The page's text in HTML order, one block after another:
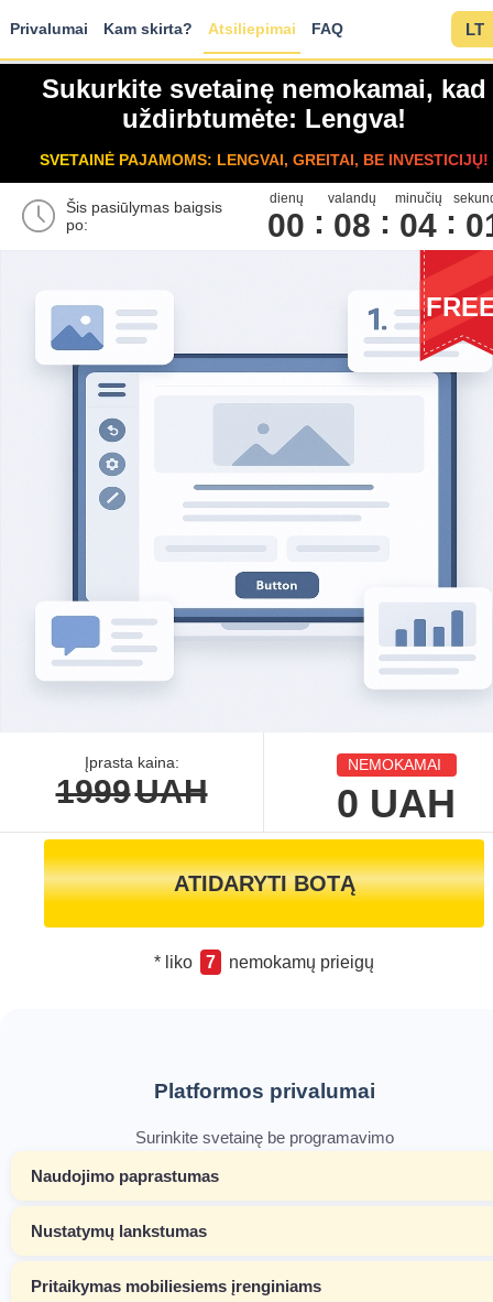
Privalumai Kam skirta? Atsiliepimai FAQ LT
Sukurkite svetainę nemokamai, kad
uždirbtumėte: Lengva!
SVETAINĖ PAJAMOMS: LENGVAI, GREITAI, BE INVESTICIJŲ!
Šis pasiūlymas baigsis
po:
dienų
00
valandų
08
minučių
04 0
Įprasta kaina:
1999UAH
NEMOKAMAI
0 UAH
ATIDARYTI BOTĄ
* liko 7 nemokamų prieigų
Platformos privalumai
Surinkite svetainę be programavimo
Naudojimo paprastumas
Nustatymų lankstumas
Pritaikymas mobiliesiems įrenginiams